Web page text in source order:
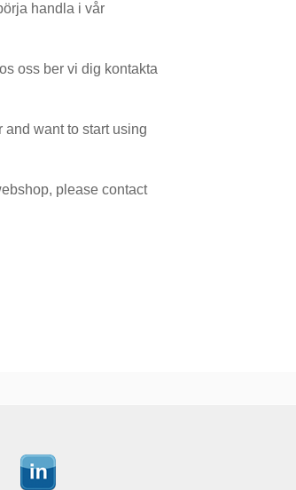
handla i vår
oss ber vi dig kontakta
and want to start using
please contact